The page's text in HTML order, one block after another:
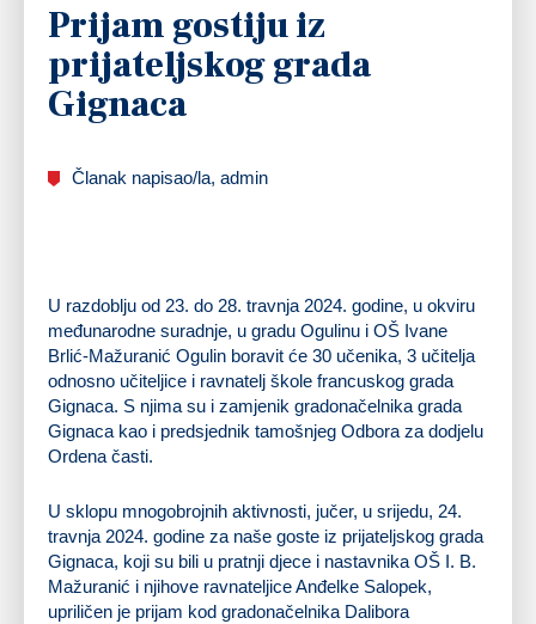
Prijam gostiju iz
prijateljskog grada
Gignaca
Članak napisao/la, admin
U razdoblju od 23. do 28. travnja 2024. godine, u okviru
međunarodne suradnje, u gradu Ogulinu i OŠ Ivane
Brlić-Mažuranić Ogulin boravit će 30 učenika, 3 učitelja
odnosno učiteljice i ravnatelj škole francuskog grada
Gignaca. S njima su i zamjenik gradonačelnika grada
Gignaca kao i predsjednik tamošnjeg Odbora za dodjelu
Ordena časti.
U sklopu mnogobrojnih aktivnosti, jučer, u srijedu, 24.
travnja 2024. godine za naše goste iz prijateljskog grada
Gignaca, koji su bili u pratnji djece i nastavnika OŠ I. B.
Mažuranić i njihove ravnateljice Anđelke Salopek,
upriličen je prijam kod gradonačelnika Dalibora